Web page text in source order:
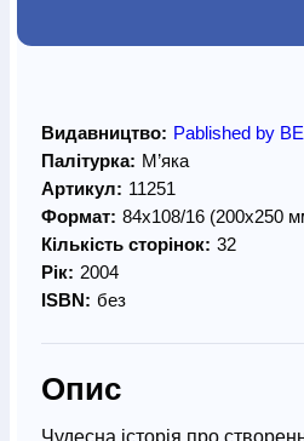
Видавництво: Pablished by
Палітурка: М’яка
Артикул: 11251
Формат: 84х108/16 (200х250
Кількість сторінок: 32
Рік: 2004
ISBN: без
Опис
Чудесна історія про